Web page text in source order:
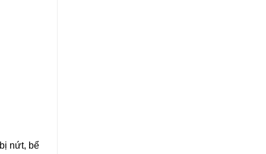
nứt, bể